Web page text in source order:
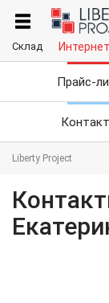
Склад
Прайс-
Liberty Project